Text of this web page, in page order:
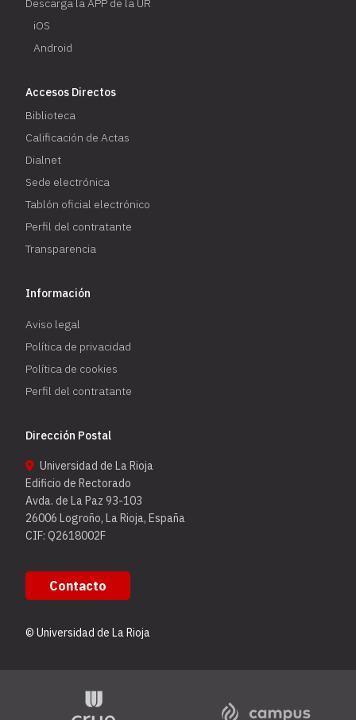
Descarga la APP de la UR
iOS
Android
Accesos Directos
Biblioteca
Calificación de Actas
Dialnet
Sede electrónica
Tablón oficial electrónico
Perfil del contratante
Transparencia
Información
Aviso legal
Política de privacidad
Política de cookies
Perfil del contratante
Dirección Postal
Universidad de La Rioja
Edificio de Rectorado
Avda. de La Paz 93-103
26006 Logroño, La Rioja, España
CIF: Q2618002F
Contacto
© Universidad de La Rioja